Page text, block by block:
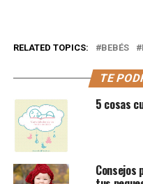
RELATED TOPICS: BEBÉS
TE
5 cosas
Consejos